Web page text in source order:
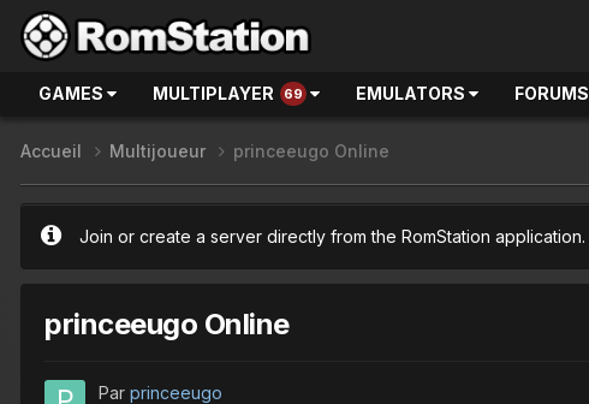
GAMES MULTIPLAYER 69 EMULATORS FORUMS
Accueil Multijoueur princeeugo Online
Join or create a server directly from the RomStation application.
princeeugo Online
Par princeeugo